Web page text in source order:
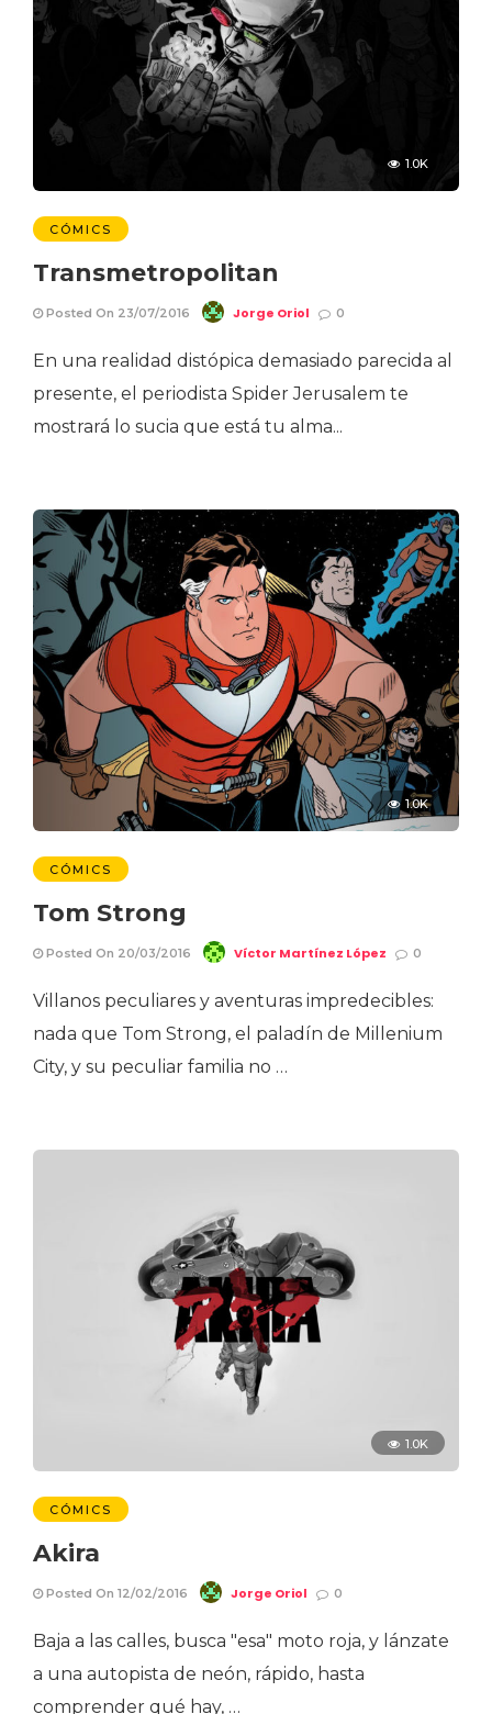
1.0K
CÓMICS
Transmetropolitan
Posted On 23/07/2016 Jorge Oriol 0
En una realidad distópica demasiado parecida al
presente, el periodista Spider Jerusalem te
mostrará lo sucia que está tu alma...
1.0K
CÓMICS
Tom Strong
Posted On 20/03/2016 Víctor Martínez López 0
Villanos peculiares y aventuras impredecibles:
nada que Tom Strong, el paladín de Millenium
City, y su peculiar familia no …
1.0K
CÓMICS
Akira
Posted On 12/02/2016 Jorge Oriol 0
Baja a las calles, busca "esa" moto roja, y lánzate
a una autopista de neón, rápido, hasta
comprender qué hay, …